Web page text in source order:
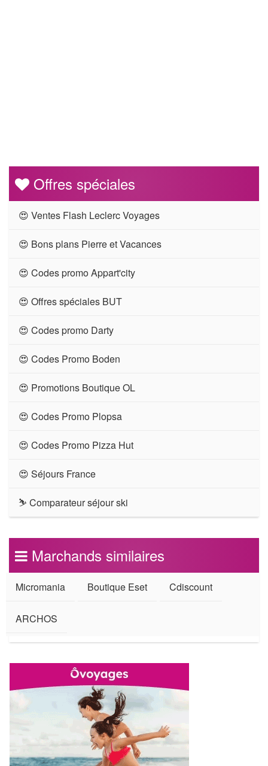
Offres spéciales
😍 Ventes Flash Leclerc Voyages
😍 Bons plans Pierre et Vacances
😍 Codes promo Appart'city
😍 Offres spéciales BUT
😍 Codes promo Darty
😍 Codes Promo Boden
😍 Promotions Boutique OL
😍 Codes Promo Plopsa
😍 Codes Promo Pizza Hut
😍 Séjours France
⛷ Comparateur séjour ski
Marchands similaires
Micromania Boutique Eset Cdiscount
ARCHOS